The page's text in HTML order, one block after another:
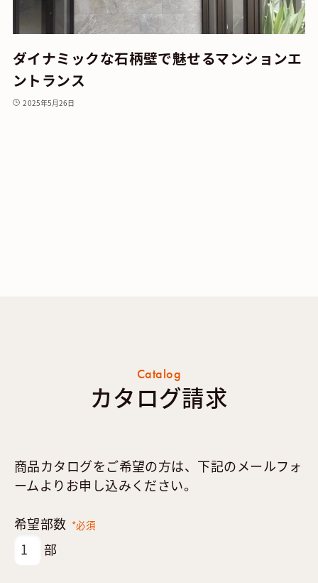
ダイナミックな石柄壁で魅せるマンションエ
ントランス
2025年5月26日
Catalog
カタログ請求
商品カタログをご希望の方は、下記のメールフォ
ームよりお申し込みください。
希望部数 *必須
部